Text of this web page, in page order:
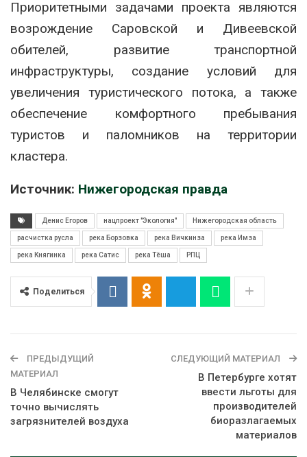
Приоритетными задачами проекта являются
возрождение Саровской и Дивеевской
обителей, развитие транспортной
инфраструктуры, создание условий для
увеличения туристического потока, а также
обеспечение комфортного пребывания
туристов и паломников на территории
кластера.
Источник: Нижегородская правда
Денис Егоров нацпроект "Экология" Нижегородская область
расчистка русла река Борзовка река Вичкинза река Имза
река Княгинка река Сатис река Тёша РПЦ
Поделиться
ПРЕДЫДУЩИЙ
МАТЕРИАЛ
В Челябинске смогут
точно вычислять
загрязнителей воздуха
СЛЕДУЮЩИЙ МАТЕРИАЛ
В Петербурге хотят
ввести льготы для
производителей
биоразлагаемых
материалов